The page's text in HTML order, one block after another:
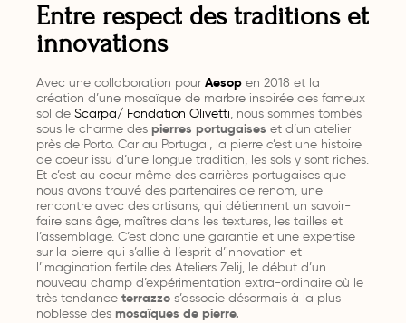
Entre respect des traditions et
innovations
Avec une collaboration pour Aesop en 2018 et la
création d’une mosaïque de marbre inspirée des fameux
sol de Scarpa/ Fondation Olivetti, nous sommes tombés
sous le charme des pierres portugaises et d’un atelier
près de Porto. Car au Portugal, la pierre c’est une histoire
de coeur issu d’une longue tradition, les sols y sont riches.
Et c’est au coeur même des carrières portugaises que
nous avons trouvé des partenaires de renom, une
rencontre avec des artisans, qui détiennent un savoir-
faire sans âge, maîtres dans les textures, les tailles et
l’assemblage. C’est donc une garantie et une expertise
sur la pierre qui s’allie à l’esprit d’innovation et
l’imagination fertile des Ateliers Zelij, le début d’un
nouveau champ d’expérimentation extra-ordinaire où le
très tendance terrazzo s’associe désormais à la plus
noblesse des mosaïques de pierre.